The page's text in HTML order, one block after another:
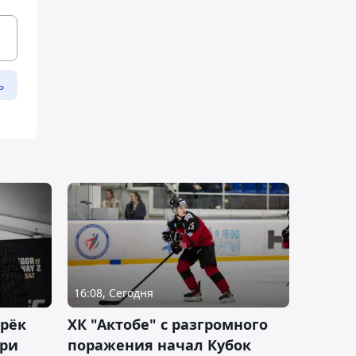
16:08, Сегодня
ХК "Актобе" с разгромного
поражения начал Кубок